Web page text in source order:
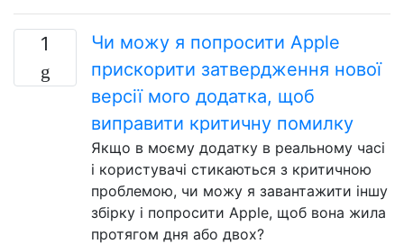
1
Чи можу я попросити Apple
прискорити затвердження нової
версії мого додатка, щоб
виправити критичну помилку
Якщо в моєму додатку в реальному часі
і користувачі стикаються з критичною
проблемою, чи можу я завантажити іншу
збірку і попросити Apple, щоб вона жила
протягом дня або двох?